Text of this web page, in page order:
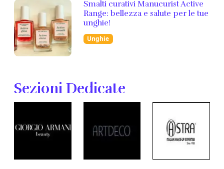
Smalti curativi Manucurist Active
Range: bellezza e salute per le tue
unghie!
Unghie
Sezioni Dedicate